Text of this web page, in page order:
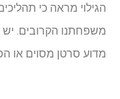
הגילוי מראה כי
משפחתנו הקרובים. יש
מדוע סרטן מסוים או